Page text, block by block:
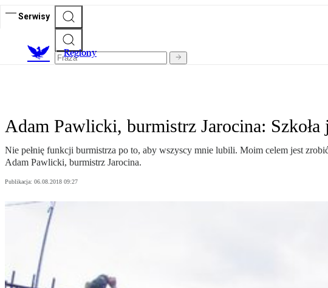
Serwisy
Regiony
Adam Pawlicki, burmistrz Jarocina:
Nie pełnię funkcji burmistrza po to, aby wszyscy mnie lubili. Moim celem jest
Adam Pawlicki, burmistrz Jarocina.
Publikacja: 06.08.2018 09:27